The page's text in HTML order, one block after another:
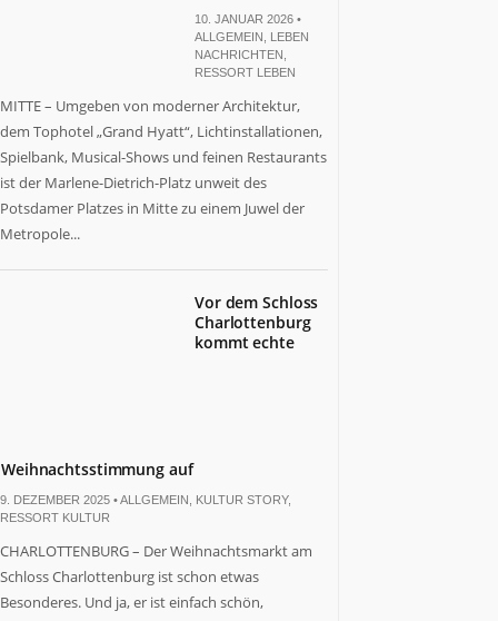
10. JANUAR 2026 •
ALLGEMEIN
LEBEN
NACHRICHTEN
RESSORT LEBEN
MITTE – Umgeben von moderner Architektur,
dem Tophotel „Grand Hyatt“, Lichtinstallationen,
Spielbank, Musical-Shows und feinen Restaurants
ist der Marlene-Dietrich-Platz unweit des
Potsdamer Platzes in Mitte zu einem Juwel der
Metropole...
Vor dem Schloss
Charlottenburg
kommt echte
Weihnachtsstimmung auf
9. DEZEMBER 2025 •ALLGEMEIN KULTUR STORY,
RESSORT KULTUR
CHARLOTTENBURG – Der Weihnachtsmarkt am
Schloss Charlottenburg ist schon etwas
Besonderes. Und ja, er ist einfach schön,